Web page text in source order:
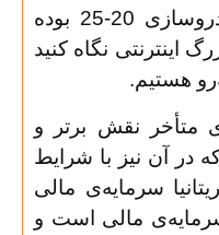
تعداد شرکت‌های بزرگ خودروسازی 20-25 بوده
اینترنتی نگاه کنید
هستیم.
متأخر نقش برتر و
در آن نیز با شرایط
سرمایه‌ی مالی
مالی است و